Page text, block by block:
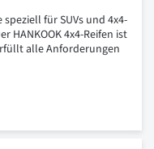
speziell für SUVs und 4x4-
HANKOOK 4x4-Reifen ist
alle Anforderungen